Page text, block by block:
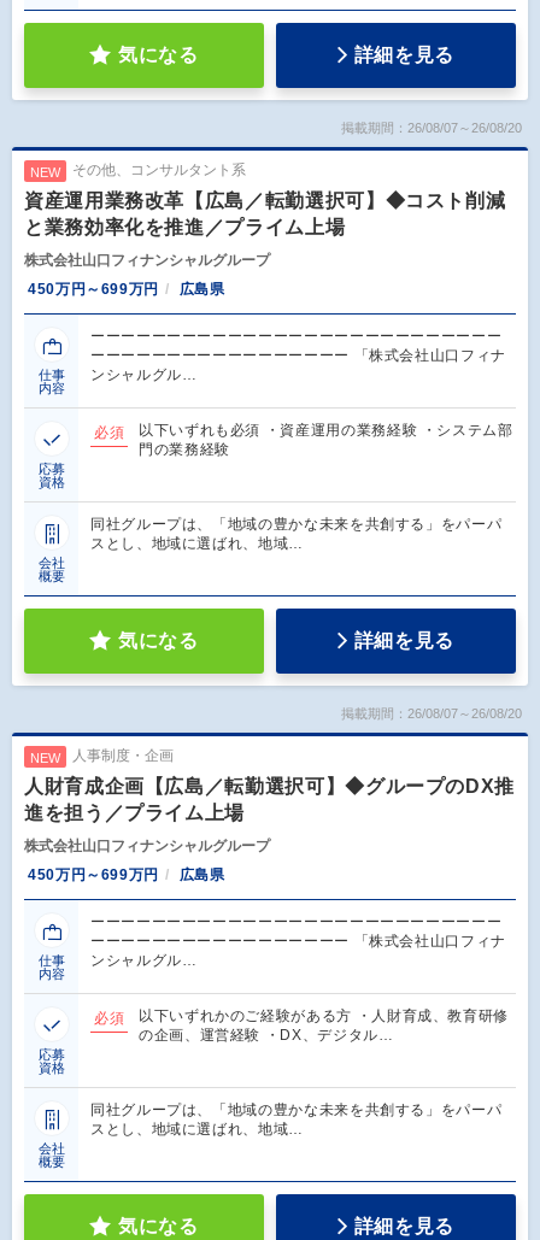
気になる 詳細を見る
掲載期間：26/08/07～26/08/20
NEW その他、コンサルタント系
資産運用業務改革【広島／転勤選択可】◆コスト削減
と業務効率化を推進／プライム上場
株式会社山口フィナンシャルグループ
450万円～699万円
広島県
仕事
内容
ーーーーーーーーーーーーーーーーーーーーーーーーーーー
ーーーーーーーーーーーーーーーーー 「株式会社山口フィナ
ンシャルグル…
応募
資格
必須
以下いずれも必須 ・資産運用の業務経験 ・システム部
門の業務経験
会社
概要
同社グループは、「地域の豊かな未来を共創する」をパーパ
スとし、地域に選ばれ、地域…
気になる 詳細を見る
掲載期間：26/08/07～26/08/20
NEW 人事制度・企画
人財育成企画【広島／転勤選択可】◆グループのDX推
進を担う／プライム上場
株式会社山口フィナンシャルグループ
450万円～699万円
広島県
仕事
内容
ーーーーーーーーーーーーーーーーーーーーーーーーーーー
ーーーーーーーーーーーーーーーーー 「株式会社山口フィナ
ンシャルグル…
応募
資格
必須
以下いずれかのご経験がある方 ・人財育成、教育研修
の企画、運営経験 ・DX、デジタル…
会社
概要
同社グループは、「地域の豊かな未来を共創する」をパーパ
スとし、地域に選ばれ、地域…
気になる 詳細を見る